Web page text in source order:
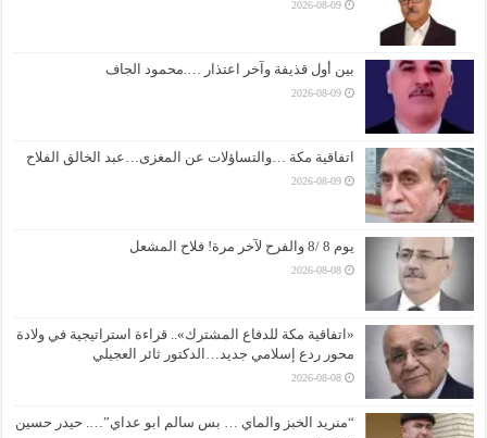
2026-08-09
بين أول قذيفة وآخر اعتذار ….محمود الجاف
2026-08-09
اتفاقية مكة …والتساؤلات عن المغزى…عبد الخالق الفلاح
2026-08-09
يوم 8 /8 والفرح لآخر مرة! فلاح المشعل
2026-08-08
«اتفاقية مكة للدفاع المشترك».. قراءة استراتيجية في ولادة
محور ردع إسلامي جديد…الدكتور ثائر العجيلي
2026-08-08
“منريد الخبز والماي … بس سالم ابو عداي”…. حيدر حسين